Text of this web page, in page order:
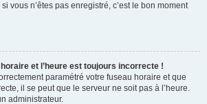
vous n’êtes pas enregistré, c’est le bon moment
et l’heure est toujours incorrecte !
paramétré votre fuseau horaire et que
il se peut que le serveur ne soit pas à l’heure.
administrateur.